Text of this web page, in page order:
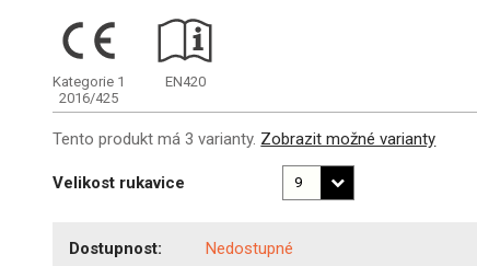
Kategorie 1
2016/425
EN420
Tento produkt má 3 varianty. Zobrazit možné varianty
Velikost rukavice
Dostupnost:
Nedostupné